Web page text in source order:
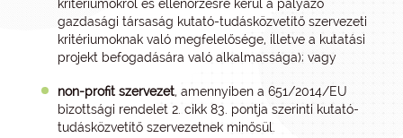
kritériumokról és ellenőrzésre kerül a pályázó
gazdasági társaság kutató-tudásközvetítő szervezeti
kritériumoknak való megfelelősége, illetve a kutatási
projekt befogadására való alkalmassága); vagy
non-profit szervezet, amennyiben a 651/2014/EU
bizottsági rendelet 2. cikk 83. pontja szerinti kutató-
tudásközvetítő szervezetnek minősül.